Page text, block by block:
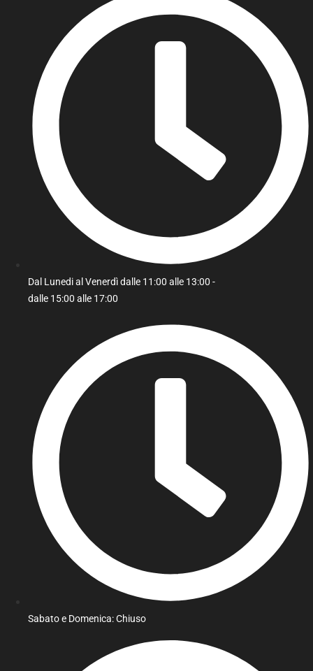
Dal Lunedi al Venerdì dalle 11:00 alle 13:00 -
dalle 15:00 alle 17:00
Sabato e Domenica: Chiuso